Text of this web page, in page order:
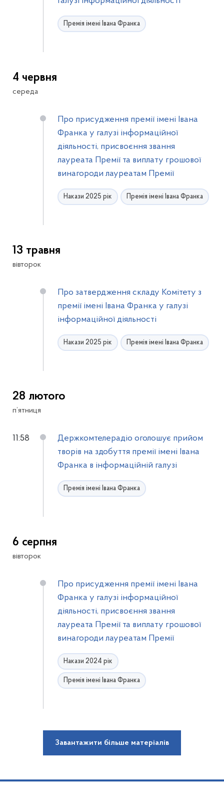
Премія імені Івана Франка
4 червня
середа
Про присудження премії імені Івана
Франка у галузі інформаційної
діяльності, присвоєння звання
лауреата Премії та виплату грошової
винагороди лауреатам Премії
Накази 2025 рік Премія імені Івана Франка
13 травня
вівторок
Про затвердження складу Комітету з
премії імені Івана Франка у галузі
інформаційної діяльності
Накази 2025 рік Премія імені Івана Франка
28 лютого
п’ятниця
11:58
Держкомтелерадіо оголошує прийом
творів на здобуття премії імені Івана
Франка в інформаційній галузі
Премія імені Івана Франка
6 серпня
вівторок
Про присудження премії імені Івана
Франка у галузі інформаційної
діяльності, присвоєння звання
лауреата Премії та виплату грошової
винагороди лауреатам Премії
Накази 2024 рік
Премія імені Івана Франка
Завантажити більше матеріалів